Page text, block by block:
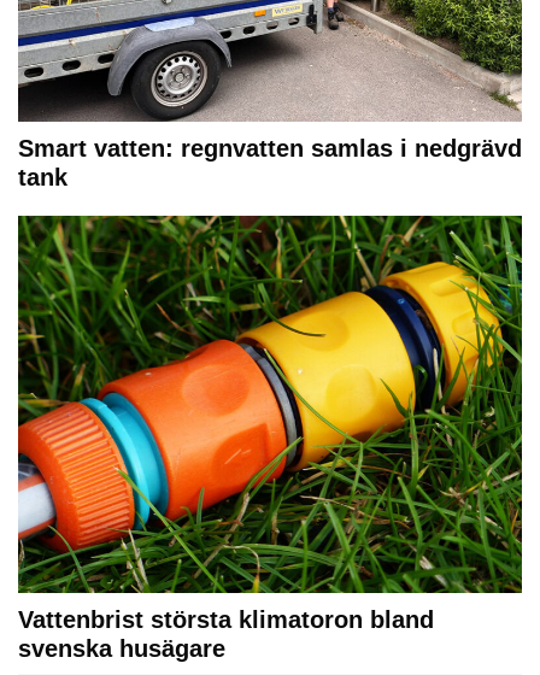
Smart vatten: regnvatten samlas i nedgrävd
tank
Vattenbrist största klimatoron bland
svenska husägare